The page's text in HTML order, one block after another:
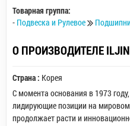
Товарная группа:
- Подвеска и Рулевое
О ПРОИЗВОДИТЕЛЕ ILJIN
Страна : Корея
С момента основания в 1973
лидирующие позиции на
продолжает расти и